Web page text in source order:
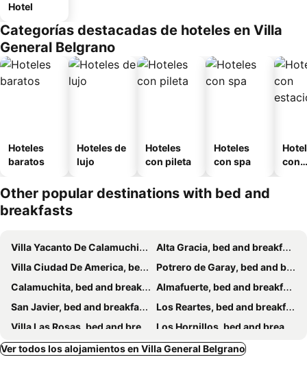
Hotel
Categorías destacadas de hoteles en Villa
General Belgrano
Hoteles
baratos
Hoteles de
lujo
Hoteles
con pileta
Hoteles
con spa
con
Other popular destinations with bed and
breakfasts
Villa Yacanto De Calamuchita, bed and breakfasts
Alta Gracia, bed and breakfasts
Villa Ciudad De America, bed and breakfasts
Potrero de Garay, bed and breakfasts
Calamuchita, bed and breakfasts
Almafuerte, bed and breakfasts
San Javier, bed and breakfasts
Los Reartes, bed and breakfasts
Villa Las Rosas, bed and breakfasts
Los Hornillos, bed and breakfasts
Ver todos los alojamientos en Villa General Belgrano